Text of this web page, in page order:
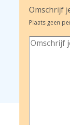
Omschrijf
Plaats geen